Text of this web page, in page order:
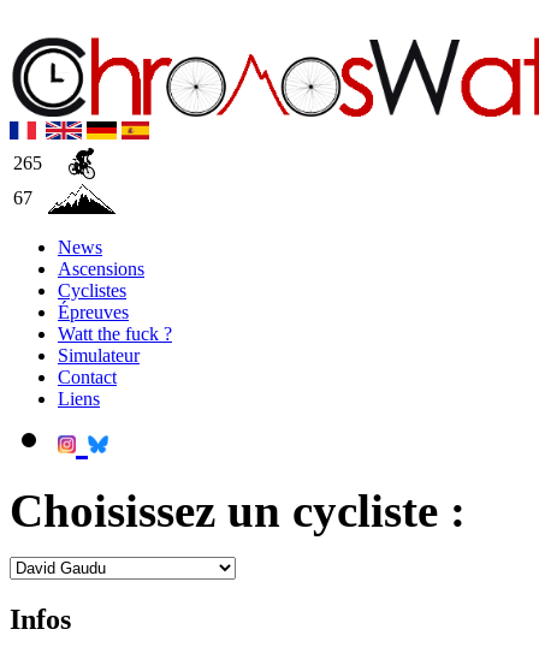
265
67
News
Ascensions
Cyclistes
Épreuves
Watt the fuck ?
Simulateur
Contact
Liens
Choisissez un cycliste :
Infos